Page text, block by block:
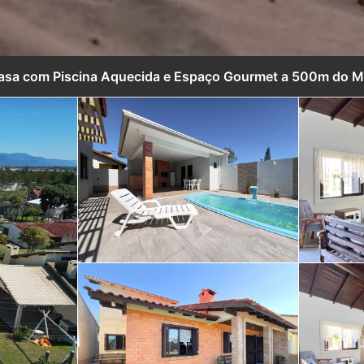
com Piscina Aquecida e Espaço Gourmet a 500m do